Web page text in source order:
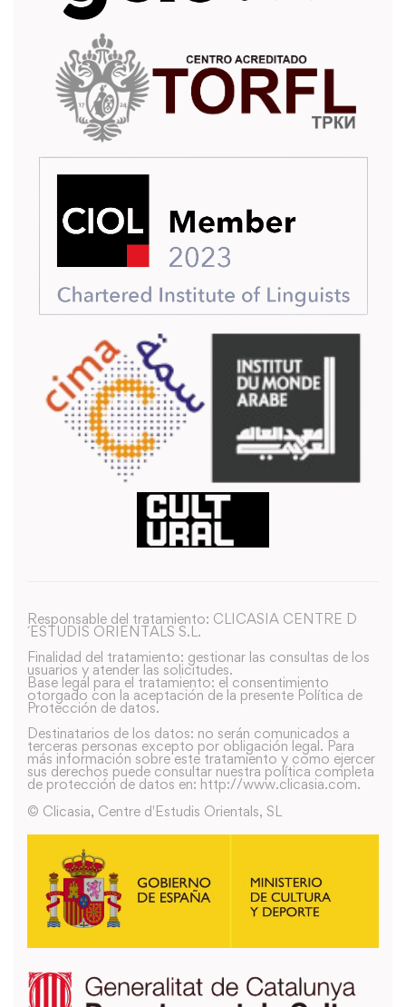
Responsable del tratamiento: CLICASIA CENTRE D
´ESTUDIS ORIENTALS S.L.
Finalidad del tratamiento: gestionar las consultas de los
usuarios y atender las solicitudes.
Base legal para el tratamiento: el consentimiento
otorgado con la aceptación de la presente Política de
Protección de datos.
Destinatarios de los datos: no serán comunicados a
terceras personas excepto por obligación legal. Para
más información sobre este tratamiento y como ejercer
sus derechos puede consultar nuestra política completa
de protección de datos en: http://www.clicasia.com.
© Clicasia, Centre d'Estudis Orientals, SL